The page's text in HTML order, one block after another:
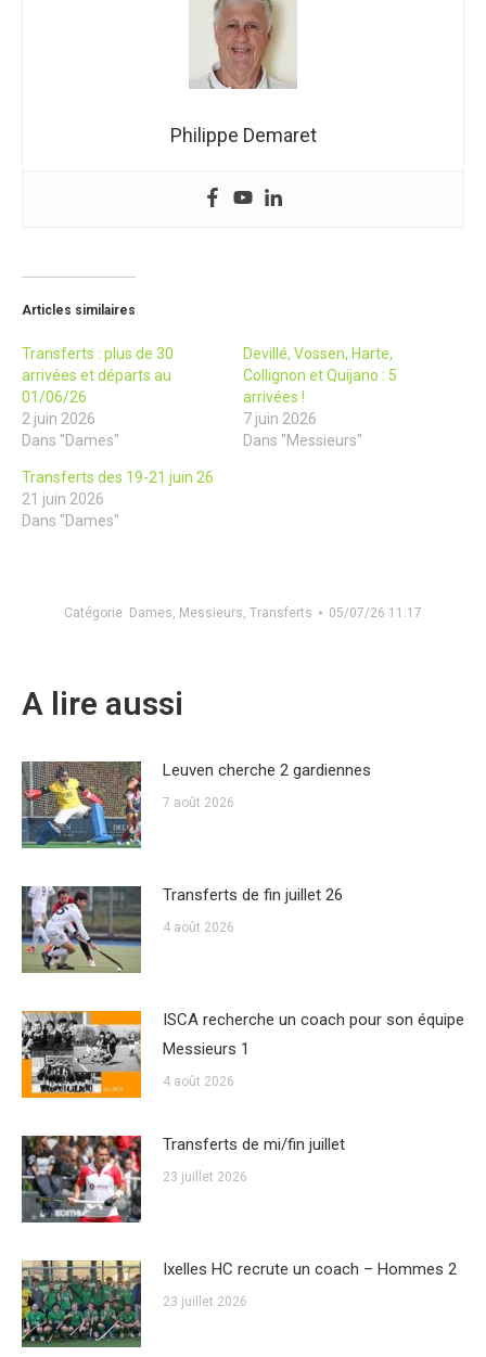
Philippe Demaret
Articles similaires
Transferts : plus de 30
arrivées et départs au
01/06/26
2 juin 2026
Dans "Dames"
Devillé, Vossen, Harte,
Collignon et Quijano : 5
arrivées !
7 juin 2026
Dans "Messieurs"
Transferts des 19-21 juin 26
21 juin 2026
Dans "Dames"
Catégorie Dames Messieurs Transferts 05/07/26 11:17
A lire aussi
Leuven cherche 2 gardiennes
7 août 2026
Transferts de fin juillet 26
4 août 2026
ISCA recherche un coach pour son équipe
Messieurs 1
4 août 2026
Transferts de mi/fin juillet
23 juillet 2026
Ixelles HC recrute un coach – Hommes 2
23 juillet 2026